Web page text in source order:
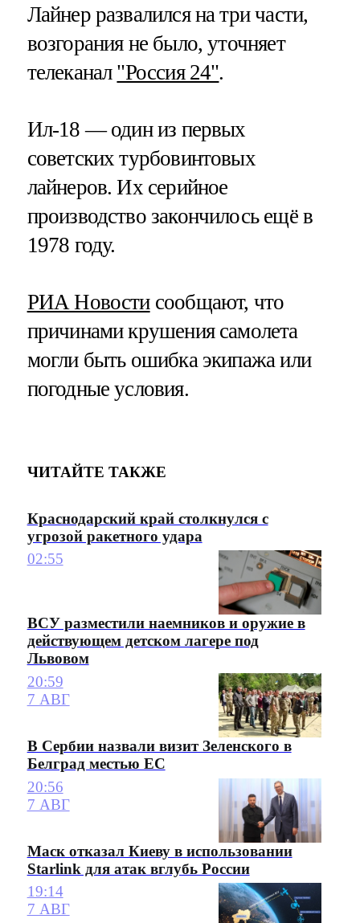
Лайнер развалился на три части,
возгорания не было, уточняет
телеканал "Россия 24".
Ил-18 — один из первых
советских турбовинтовых
лайнеров. Их серийное
производство закончилось ещё в
1978 году.
РИА Новостисообщают, что
причинами крушения самолета
могли быть ошибка экипажа или
погодные условия.
ЧИТАЙТЕ ТАКЖЕ
Краснодарский край столкнулся с
угрозой ракетного удара
02:55
ВСУ разместили наемников и оружие в
действующем детском лагере под
Львовом
20:59
7 АВГ
В Сербии назвали визит Зеленского в
Белград местью ЕС
20:56
7 АВГ
Маск отказал Киеву в использовании
Starlink для атак вглубь России
19:14
7 АВГ